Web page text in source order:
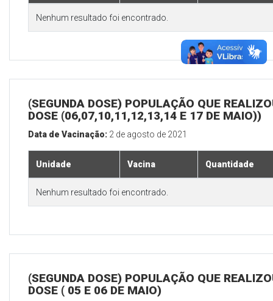
Nenhum resultado foi encontrado.
(SEGUNDA DOSE) POPULAÇÃO QUE
DOSE (06,07,10,11,12,13,14 E 17 DE MAIO))
Data de Vacinação: 2 de agosto de 2021
Unidade Vacina Quantidade
Nenhum resultado foi encontrado.
(SEGUNDA DOSE) POPULAÇÃO QUE
DOSE ( 05 E 06 DE MAIO)